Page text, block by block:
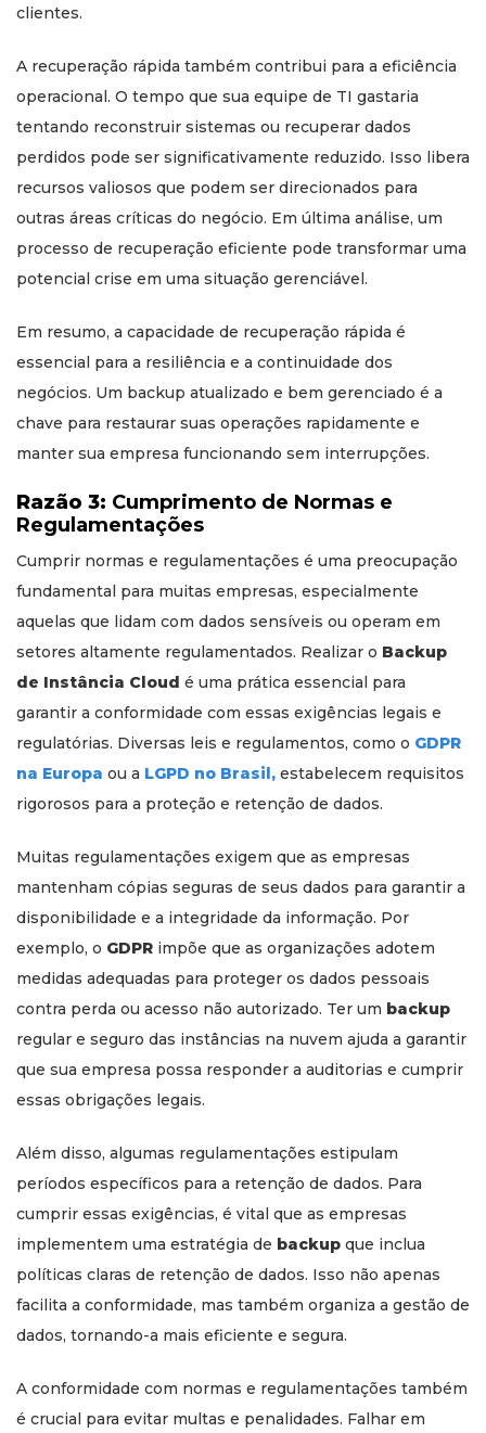
clientes.
A recuperação rápida também contribui para a eficiência
operacional. O tempo que sua equipe de TI gastaria
tentando reconstruir sistemas ou recuperar dados
perdidos pode ser significativamente reduzido. Isso libera
recursos valiosos que podem ser direcionados para
outras áreas críticas do negócio. Em última análise, um
processo de recuperação eficiente pode transformar uma
potencial crise em uma situação gerenciável.
Em resumo, a capacidade de recuperação rápida é
essencial para a resiliência e a continuidade dos
negócios. Um backup atualizado e bem gerenciado é a
chave para restaurar suas operações rapidamente e
manter sua empresa funcionando sem interrupções.
Razão 3: Cumprimento de Normas e
Regulamentações
Cumprir normas e regulamentações é uma preocupação
fundamental para muitas empresas, especialmente
aquelas que lidam com dados sensíveis ou operam em
setores altamente regulamentados. Realizar o Backup
de Instância Cloud é uma prática essencial para
garantir a conformidade com essas exigências legais e
regulatórias. Diversas leis e regulamentos, como o GDPR
na Europa ou a LGPD no Brasil, estabelecem requisitos
rigorosos para a proteção e retenção de dados.
Muitas regulamentações exigem que as empresas
mantenham cópias seguras de seus dados para garantir a
disponibilidade e a integridade da informação. Por
exemplo, o GDPR impõe que as organizações adotem
medidas adequadas para proteger os dados pessoais
contra perda ou acesso não autorizado. Ter um backup
regular e seguro das instâncias na nuvem ajuda a garantir
que sua empresa possa responder a auditorias e cumprir
essas obrigações legais.
Além disso, algumas regulamentações estipulam
períodos específicos para a retenção de dados. Para
cumprir essas exigências, é vital que as empresas
implementem uma estratégia de backup que inclua
políticas claras de retenção de dados. Isso não apenas
facilita a conformidade, mas também organiza a gestão de
dados, tornando-a mais eficiente e segura.
A conformidade com normas e regulamentações também
é crucial para evitar multas e penalidades. Falhar em